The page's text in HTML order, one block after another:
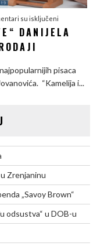
su isključenina
„Kamelija
Danijela
Jovanovića
DANIJELA
pisaca
“Kamelija i...
Zrenjaninu
„Savoy Brown“
odsustva“ u DOB-u